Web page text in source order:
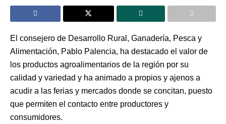
El consejero de Desarrollo Rural, Ganadería, Pesca y
Alimentación, Pablo Palencia, ha destacado el valor de
los productos agroalimentarios de la región por su
calidad y variedad y ha animado a propios y ajenos a
acudir a las ferias y mercados donde se concitan, puesto
que permiten el contacto entre productores y
consumidores.